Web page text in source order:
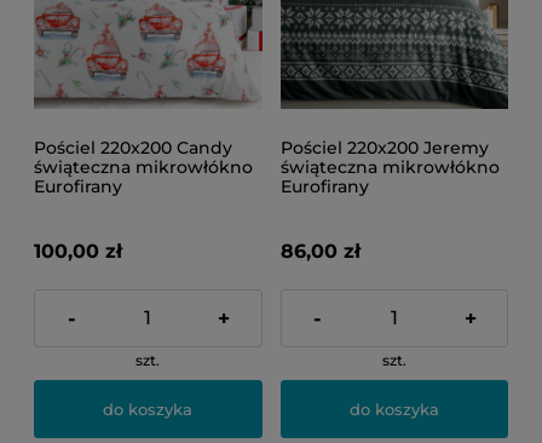
Pościel 220x200 Candy
świąteczna mikrowłókno
Eurofirany
100,00 zł
- +
szt.
do koszyka
Pościel 220x200 Jeremy
świąteczna mikrowłókno
Eurofirany
86,00 zł
- +
szt.
do koszyka